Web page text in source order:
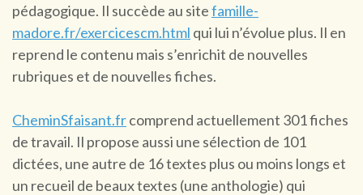
pédagogique. Il succède au sitefamille-
madore.fr/exercicescm.html qui lui n’évolue plus. Il en
reprend le contenu mais s’enrichit de nouvelles
rubriques et de nouvelles fiches.
CheminSfaisant.frcomprend actuellement 301 fiches
de travail. Il propose aussi une sélection de 101
dictées, une autre de 16 textes plus ou moins longs et
un recueil de beaux textes (une anthologie) qui